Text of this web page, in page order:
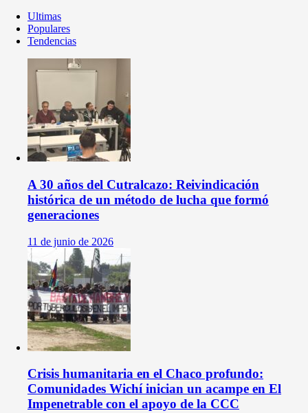
Ultimas
Populares
Tendencias
A 30 años del Cutralcazo: Reivindicación
histórica de un método de lucha que formó
generaciones
11 de junio de 2026
Crisis humanitaria en el Chaco profundo:
Comunidades Wichí inician un acampe en El
Impenetrable con el apoyo de la CCC